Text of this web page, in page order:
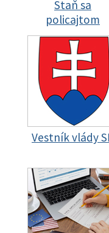
Staň sa
policajtom
Vestník vlády